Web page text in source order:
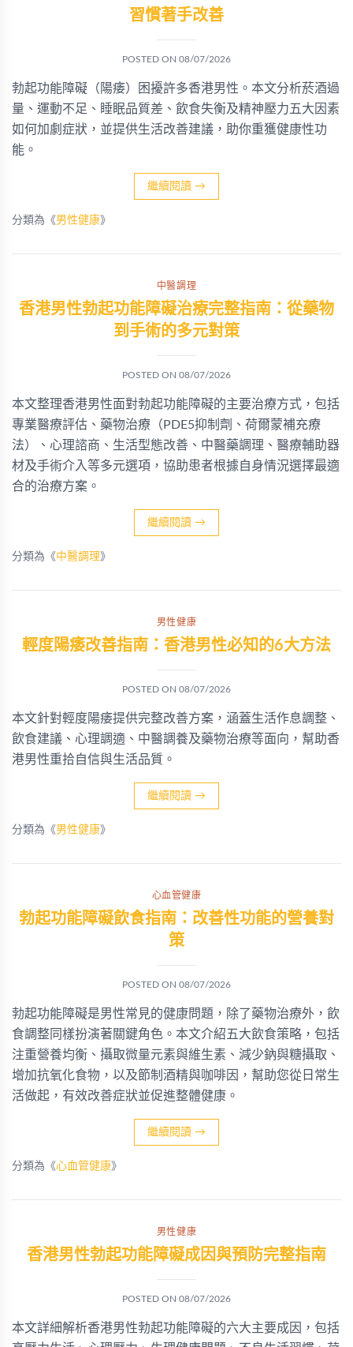
習慣著手改善
POSTED ON 08/07/2026
勃起功能障礙（陽痿）困擾許多香港男性。本文分析菸酒過
量、運動不足、睡眠品質差、飲食失衡及精神壓力五大因素
如何加劇症狀，並提供生活改善建議，助你重獲健康性功
能。
繼續閱讀 →
分類為《男性健康》
中醫調理
香港男性勃起功能障礙治療完整指南：從藥物
到手術的多元對策
POSTED ON 08/07/2026
本文整理香港男性面對勃起功能障礙的主要治療方式，包括
專業醫療評估、藥物治療（PDE5抑制劑、荷爾蒙補充療
法）、心理諮商、生活型態改善、中醫藥調理、醫療輔助器
材及手術介入等多元選項，協助患者根據自身情況選擇最適
合的治療方案。
繼續閱讀 →
分類為《中醫調理》
男性健康
輕度陽痿改善指南：香港男性必知的6大方法
POSTED ON 08/07/2026
本文針對輕度陽痿提供完整改善方案，涵蓋生活作息調整、
飲食建議、心理調適、中醫調養及藥物治療等面向，幫助香
港男性重拾自信與生活品質。
繼續閱讀 →
分類為《男性健康》
心血管健康
勃起功能障礙飲食指南：改善性功能的營養對
策
POSTED ON 08/07/2026
勃起功能障礙是男性常見的健康問題，除了藥物治療外，飲
食調整同樣扮演著關鍵角色。本文介紹五大飲食策略，包括
注重營養均衡、攝取微量元素與維生素、減少鈉與糖攝取、
增加抗氧化食物，以及節制酒精與咖啡因，幫助您從日常生
活做起，有效改善症狀並促進整體健康。
繼續閱讀 →
分類為《心血管健康》
男性健康
香港男性勃起功能障礙成因與預防完整指南
POSTED ON 08/07/2026
本文詳細解析香港男性勃起功能障礙的六大主要成因，包括